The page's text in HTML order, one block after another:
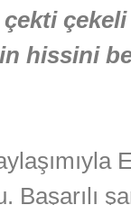
hissini
Başarılı